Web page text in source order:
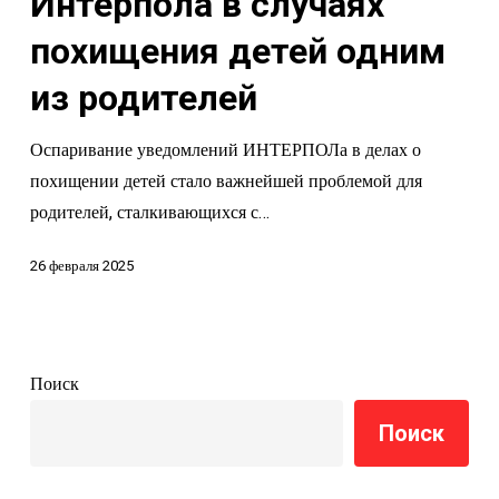
похищения
детей
из
родителей
похищения детей одним
из родителей
Оспаривание уведомлений ИНТЕРПОЛа в делах о
похищении детей стало важнейшей проблемой для
родителей, сталкивающихся с…
26 февраля 2025
Поиск
Поиск